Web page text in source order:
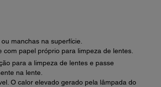
manchas na superfície.
papel próprio para limpeza de lentes.
para a limpeza de lentes e passe
na lente.
O calor elevado gerado pela lâmpada do